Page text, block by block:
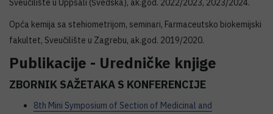
Sveučilište u Uppsali (Švedska), ak.god. 2022/2023, 2023/2024.
Opća kemija sa stehiometrijom, seminari, Farmaceutsko biokemijski
fakultet, Sveučilište u Zagrebu, ak.god. 2019/2020.
Publikacije - Uredničke knjige
ZBORNIK SAŽETAKA S KONFERENCIJE
8th Mini Symposium of Section of Medicinal and